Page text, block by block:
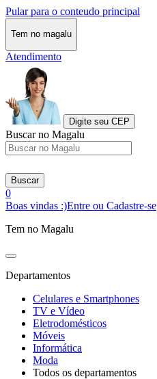
Pular para o conteudo principal
Tem no magalu
Atendimento
Digite seu CEP
Buscar no Magalu
Buscar
0
Boas vindas :)Entre ou Cadastre-se
Tem no Magalu
Departamentos
Celulares e Smartphones
TV e Vídeo
Eletrodomésticos
Móveis
Informática
Moda
Todos os departamentos